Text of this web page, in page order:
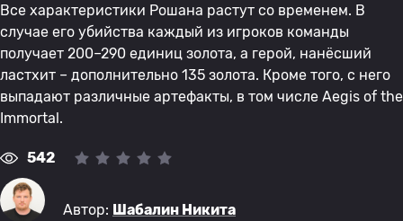
Все характеристики Рошана растут со временем. В
случае его убийства каждый из игроков команды
получает 200–290 единиц золота, а герой, нанёсший
ластхит – дополнительно 135 золота. Кроме того, с него
выпадают различные артефакты, в том числе Aegis of the
Immortal.
542
Автор: Шабалин Никита